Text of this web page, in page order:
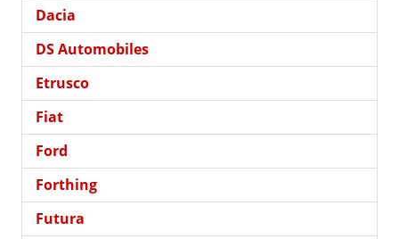
Dacia
DS Automobiles
Etrusco
Fiat
Ford
Forthing
Futura